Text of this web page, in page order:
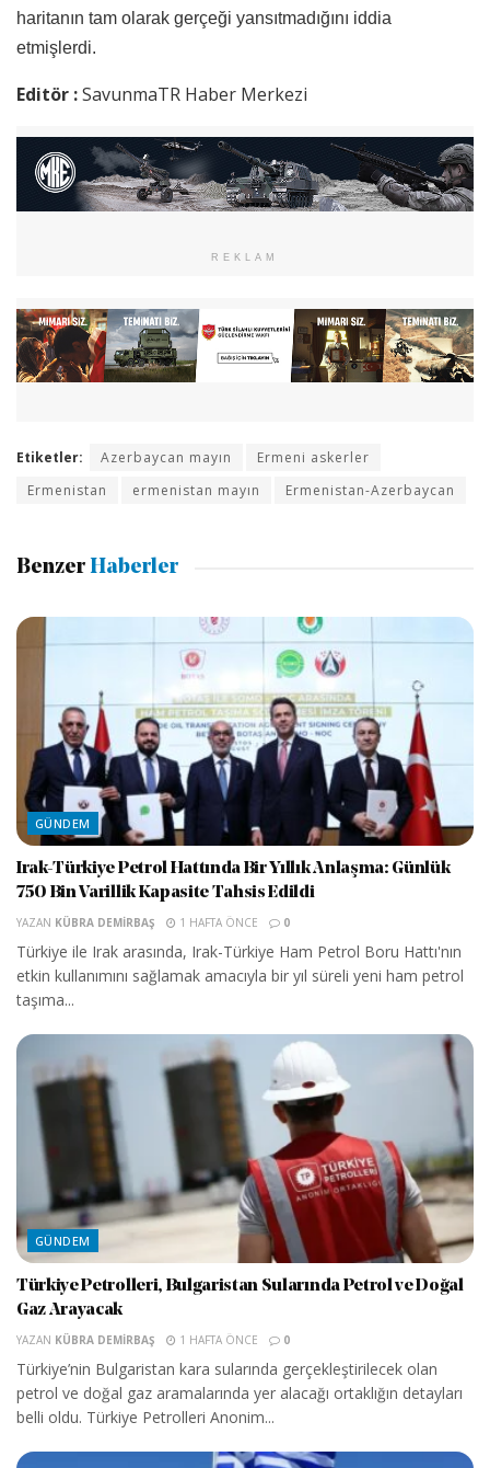
haritanın tam olarak gerçeği yansıtmadığını iddia
etmişlerdi.
Editör :SavunmaTR Haber Merkezi
REKLAM
Etiketler: Azerbaycan mayın
Ermeni askerler
Ermenistan
ermenistan mayın Ermenistan-Azerbaycan
Benzer Haberler
GÜNDEM
Irak-Türkiye Petrol Hattında Bir Yıllık Anlaşma: Günlük
750 Bin Varillik Kapasite Tahsis Edildi
YAZAN KÜBRA DEMIRBAŞ 1 HAFTA ÖNCE 0
Türkiye ile Irak arasında, Irak-Türkiye Ham Petrol Boru Hattı'nın
etkin kullanımını sağlamak amacıyla bir yıl süreli yeni ham petrol
taşıma...
GÜNDEM
Türkiye Petrolleri, Bulgaristan Sularında Petrol ve Doğal
Gaz Arayacak
YAZAN KÜBRA DEMIRBAŞ 1 HAFTA ÖNCE 0
Türkiye’nin Bulgaristan kara sularında gerçekleştirilecek olan
petrol ve doğal gaz aramalarında yer alacağı ortaklığın detayları
belli oldu. Türkiye Petrolleri Anonim...